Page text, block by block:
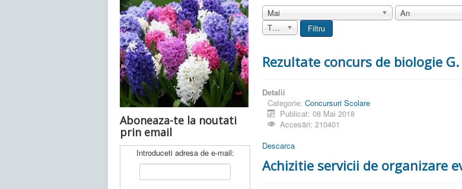
Aboneaza-te la noutati
prin email
Introduceti adresa de e-mail:
Mai
An
Toate
Filtru
Rezultate concurs de biologie G.
Detalii
Categorie: Concursuri Scolare
Publicat: 08 Mai 2018
Accesări: 210401
Descarca
Achizitie servicii de organizare